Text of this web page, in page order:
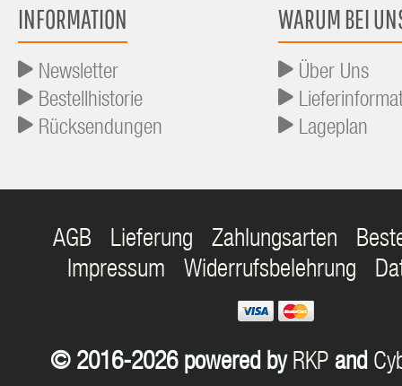
INFORMATION
Newsletter
Bestellhistorie
Rücksendungen
WARUM BEI
Über Uns
Lageplan
AGB Lieferung Zahlungsarten
Impressum
Widerrufsbelehrung
© 2016-2026 powered by RKP and